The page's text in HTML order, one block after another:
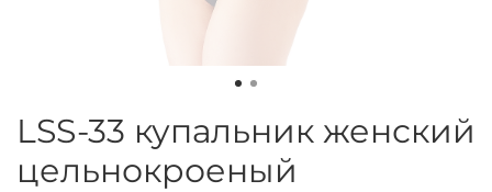
LSS-33 купальник женский
цельнокроеный